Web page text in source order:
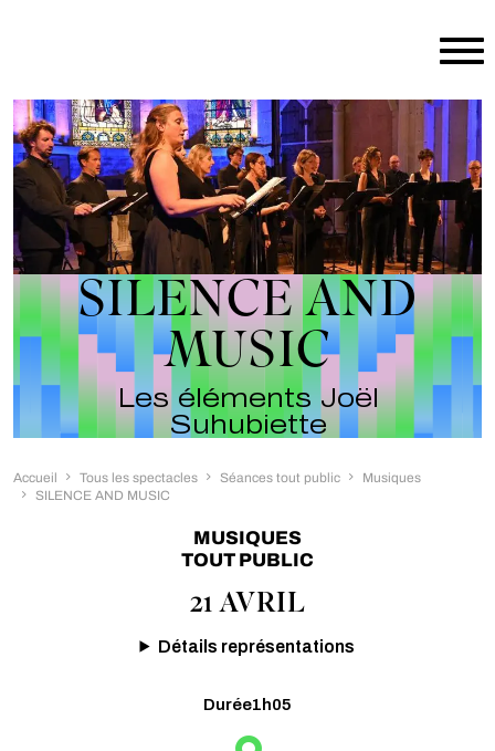
SILENCE AND
MUSIC
Les éléments Joël
Suhubiette
Accueil Tous les spectacles Séances tout public
Musiques
SILENCE AND MUSIC
MUSIQUES
TOUT PUBLIC
21 AVRIL
Détails représentations
Durée1h05